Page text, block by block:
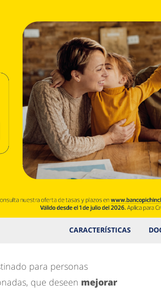
CARACTERÍSTICAS
para personas
que deseen mejorar